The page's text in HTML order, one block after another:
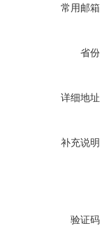
常用邮箱
省份
详细地址
补充说明
验证码